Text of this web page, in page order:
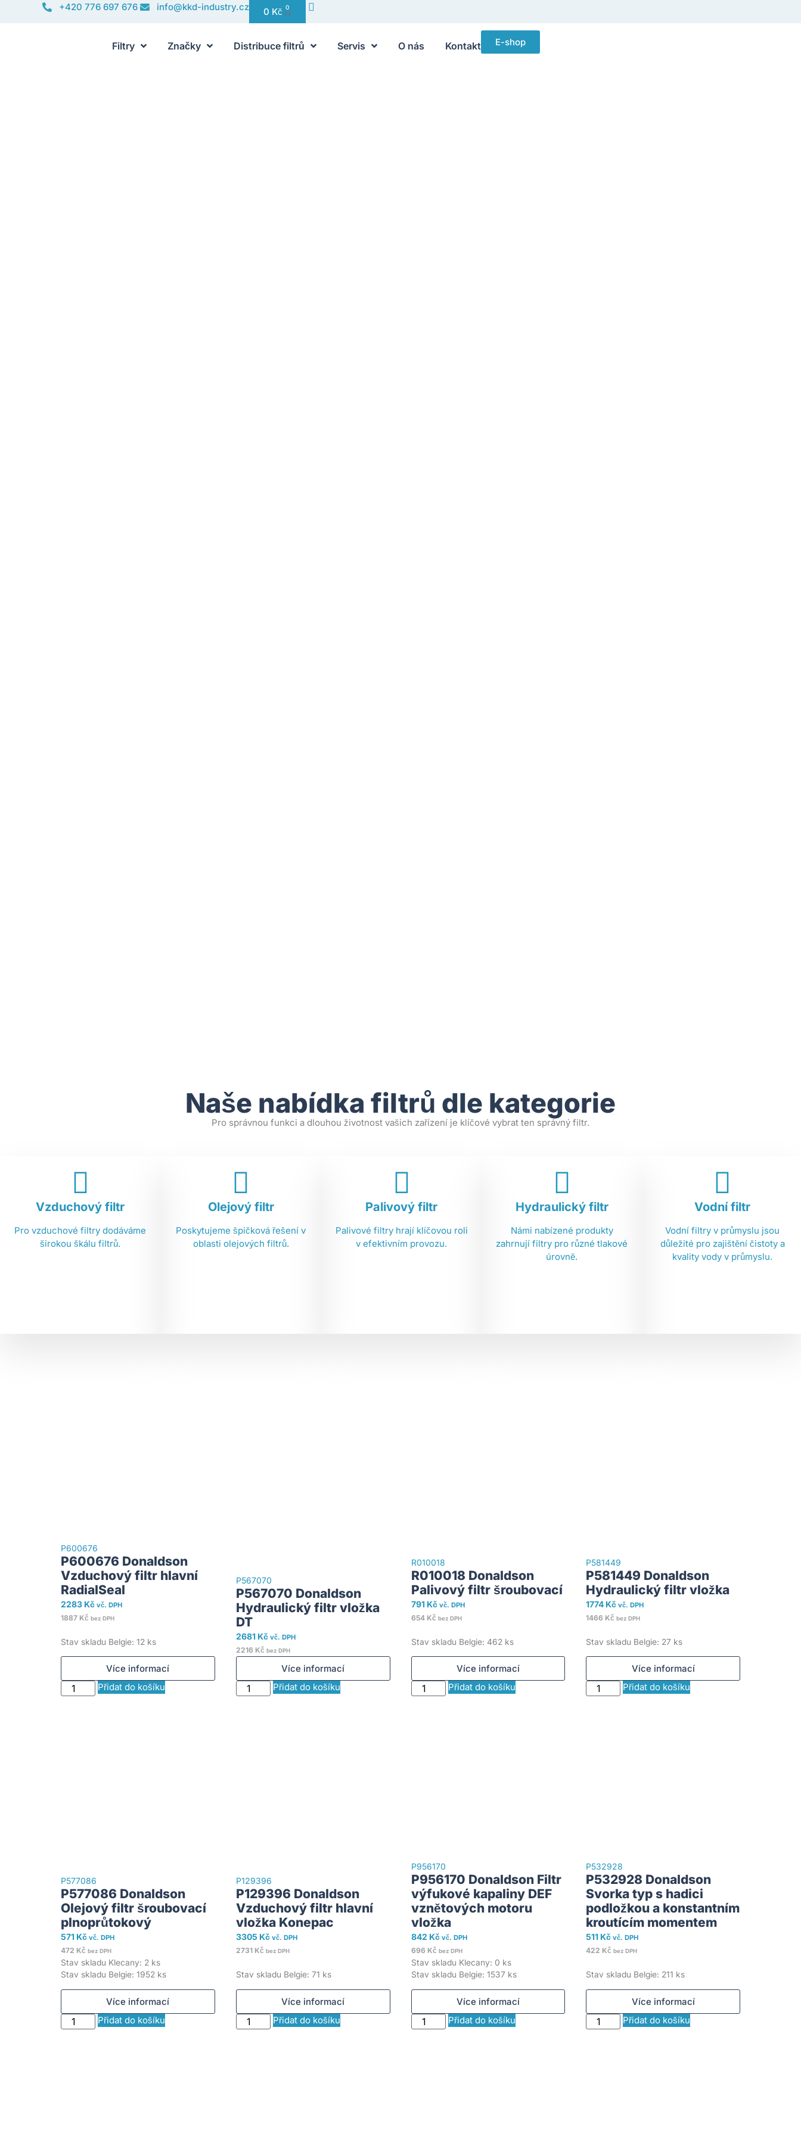
+420 776 697 676 info@kkd-industry.cz 0 Kč 0
Filtry Značky Distribuce filtrů Servis O nás Kontakt E-shop
Naše nabídka filtrů dle kategorie
Pro správnou funkci a dlouhou životnost vašich zařízení je klíčové vybrat ten správný filtr.
Vzduchový filtr
Pro vzduchové filtry dodáváme
širokou škálu filtrů.
Olejový filtr
Poskytujeme špičková řešení v
oblasti olejových filtrů.
Palivový filtr
Palivové filtry hrají klíčovou roli
v efektivním provozu.
Hydraulický filtr
Námi nabízené produkty
zahrnují filtry pro různé tlakové
úrovně.
Vodní filtr
Vodní filtry v průmyslu jsou
důležité pro zajištění čistoty a
kvality vody v průmyslu.
P600676
P600676 Donaldson
Vzduchový filtr hlavní
RadialSeal
2283 Kč vč. DPH
1887 Kč bez DPH
Stav skladu Belgie: 12 ks
Více informací
Přidat do košíku
P567070
P567070 Donaldson
Hydraulický filtr vložka
DT
2681 Kč vč. DPH
2216 Kč bez DPH
Více informací
Přidat do košíku
R010018
R010018 Donaldson
Palivový filtr šroubovací
791 Kč vč. DPH
654 Kč bez DPH
Stav skladu Belgie: 462 ks
Více informací
Přidat do košíku
P581449
P581449 Donaldson
Hydraulický filtr vložka
1774 Kč vč. DPH
1466 Kč bez DPH
Stav skladu Belgie: 27 ks
Více informací
Přidat do košíku
P577086
P577086 Donaldson
Olejový filtr šroubovací
plnoprůtokový
571 Kč vč. DPH
472 Kč bez DPH
Stav skladu Klecany: 2 ks
Stav skladu Belgie: 1952 ks
Více informací
Přidat do košíku
P129396
P129396 Donaldson
Vzduchový filtr hlavní
vložka Konepac
3305 Kč vč. DPH
2731 Kč bez DPH
Stav skladu Belgie: 71 ks
Více informací
Přidat do košíku
P956170
P956170 Donaldson Filtr
výfukové kapaliny DEF
vznětových motoru
vložka
842 Kč vč. DPH
696 Kč bez DPH
Stav skladu Klecany: 0 ks
Stav skladu Belgie: 1537 ks
Více informací
Přidat do košíku
P532928
P532928 Donaldson
Svorka typ s hadici
podložkou a konstantním
kroutícím momentem
511 Kč vč. DPH
422 Kč bez DPH
Stav skladu Belgie: 211 ks
Více informací
Přidat do košíku